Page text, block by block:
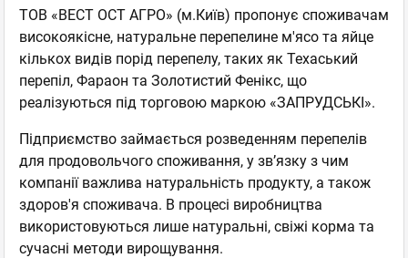
ТОВ «ВЕСТ ОСТ АГРО» (м.Київ) пропонує споживачам
високоякісне, натуральне перепелине м'ясо та яйце
кількох видів порід перепелу, таких як Техаський
перепіл, Фараон та Золотистий Фенікс, що
реалізуються під торговою маркою «ЗАПРУДСЬКІ».
Підприємство займається розведенням перепелів
для продовольчого споживання, у зв’язку з чим
компанії важлива натуральність продукту, а також
здоров'я споживача. В процесі виробництва
використовуються лише натуральні, свіжі корма та
сучасні методи вирощування.